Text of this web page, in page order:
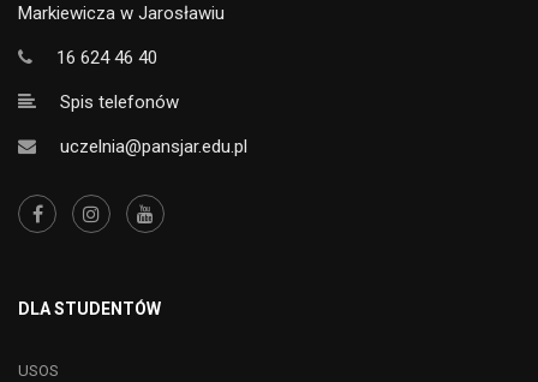
Markiewicza w Jarosławiu
16 624 46 40
Spis telefonów
uczelnia@pansjar.edu.pl
DLA STUDENTÓW
USOS